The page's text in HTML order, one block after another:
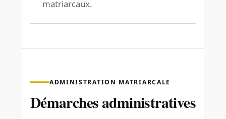
matriarcaux.
ADMINISTRATION MATRIARCALE
Démarches administratives